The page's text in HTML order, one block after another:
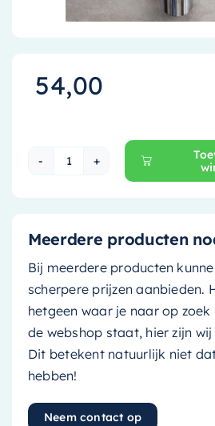
54,00
Ideavit Concrete
Meerdere producten
Bij meerdere producten
scherpere prijzen aanbieden.
hetgeen waar je naar op
de webshop staat, hier zijn
Dit betekent natuurlijk niet
hebben!
Neem contact op